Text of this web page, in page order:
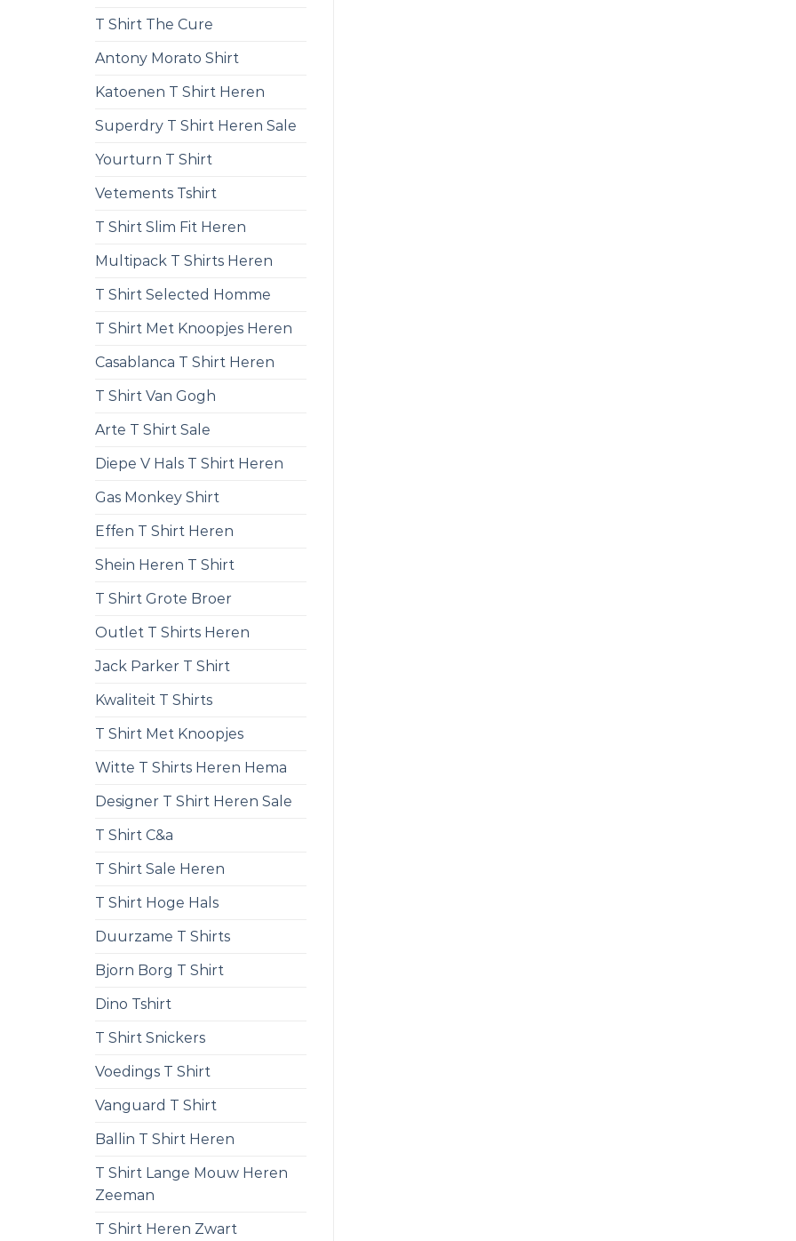
T Shirt The Cure
Antony Morato Shirt
Katoenen T Shirt Heren
Superdry T Shirt Heren Sale
Yourturn T Shirt
Vetements Tshirt
T Shirt Slim Fit Heren
Multipack T Shirts Heren
T Shirt Selected Homme
T Shirt Met Knoopjes Heren
Casablanca T Shirt Heren
T Shirt Van Gogh
Arte T Shirt Sale
Diepe V Hals T Shirt Heren
Gas Monkey Shirt
Effen T Shirt Heren
Shein Heren T Shirt
T Shirt Grote Broer
Outlet T Shirts Heren
Jack Parker T Shirt
Kwaliteit T Shirts
T Shirt Met Knoopjes
Witte T Shirts Heren Hema
Designer T Shirt Heren Sale
T Shirt C&a
T Shirt Sale Heren
T Shirt Hoge Hals
Duurzame T Shirts
Bjorn Borg T Shirt
Dino Tshirt
T Shirt Snickers
Voedings T Shirt
Vanguard T Shirt
Ballin T Shirt Heren
T Shirt Lange Mouw Heren
Zeeman
T Shirt Heren Zwart